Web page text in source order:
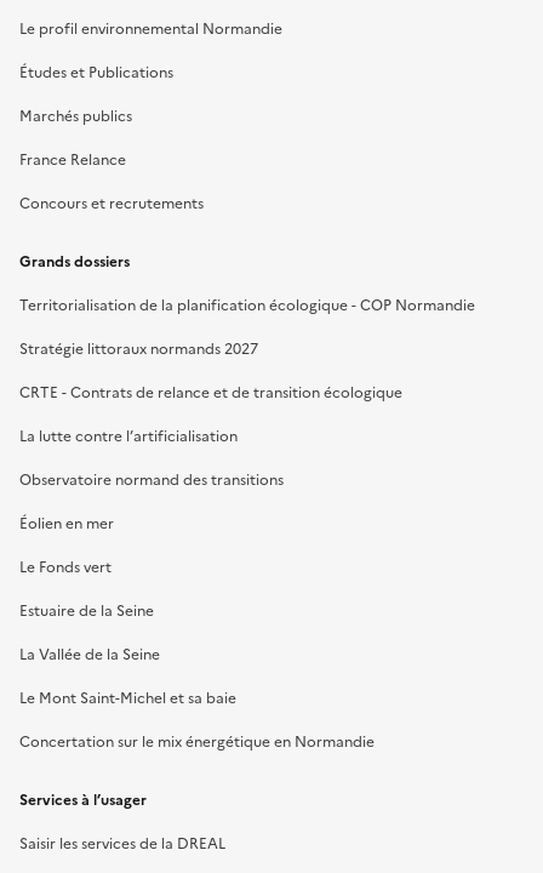
Le profil environnemental Normandie
Études et Publications
Marchés publics
France Relance
Concours et recrutements
Grands dossiers
Territorialisation de la planification écologique - COP Normandie
Stratégie littoraux normands 2027
CRTE - Contrats de relance et de transition écologique
La lutte contre l’artificialisation
Observatoire normand des transitions
Éolien en mer
Le Fonds vert
Estuaire de la Seine
La Vallée de la Seine
Le Mont Saint-Michel et sa baie
Concertation sur le mix énergétique en Normandie
Services à l’usager
Saisir les services de la DREAL